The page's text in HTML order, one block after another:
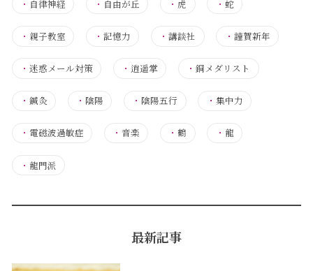
・ 自律神経 ・ 自由が丘 ・ 虎 ・ 蛇
・ 親子教室 ・記憶力 ・講談社 ・ 謹賀新年
・ 迷惑メール対策 ・逍遥掌 ・銅メダリスト
・ 鍼灸 ・ 陰陽 ・ 陰陽五行 ・ 集中力
・ 電磁波過敏症 ・音楽 ・鶴 ・ 龍
・ 龍門派
最新記事